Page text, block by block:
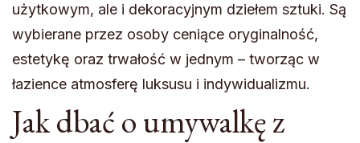
użytkowym, ale i dekoracyjnym dziełem sztuki. Są
wybierane przez osoby ceniące oryginalność,
estetykę oraz trwałość w jednym – tworząc w
łazience atmosferę luksusu i indywidualizmu.
Jak dbać o umywalkę z